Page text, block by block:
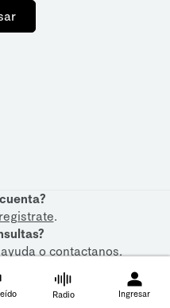
registrate.
ocontactanos.
Radio Ingresar